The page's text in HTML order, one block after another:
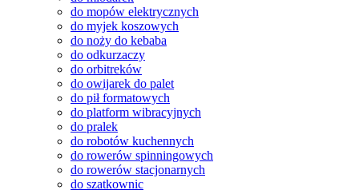
do mopów elektrycznych
do myjek koszowych
do noży do kebaba
do odkurzaczy
do orbitreków
do owijarek do palet
do pił formatowych
do platform wibracyjnych
do pralek
do robotów kuchennych
do rowerów spinningowych
do rowerów stacjonarnych
do szatkownic